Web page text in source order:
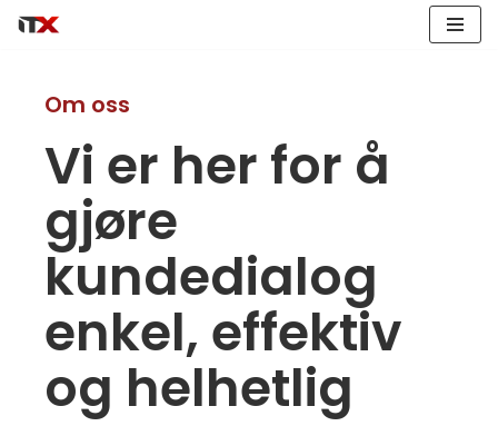
innholdet
Om oss
Vi er her for å
gjøre
kundedialog
enkel, effektiv
og helhetlig